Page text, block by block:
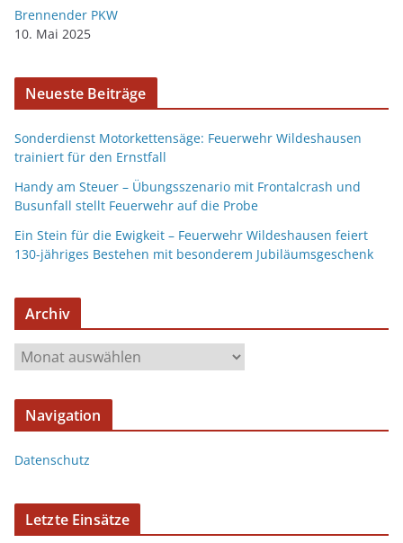
Brennender PKW
10. Mai 2025
Neueste Beiträge
Sonderdienst Motorkettensäge: Feuerwehr Wildeshausen
trainiert für den Ernstfall
Handy am Steuer – Übungsszenario mit Frontalcrash und
Busunfall stellt Feuerwehr auf die Probe
Ein Stein für die Ewigkeit – Feuerwehr Wildeshausen feiert
130-jähriges Bestehen mit besonderem Jubiläumsgeschenk
Archiv
Navigation
Datenschutz
Letzte Einsätze